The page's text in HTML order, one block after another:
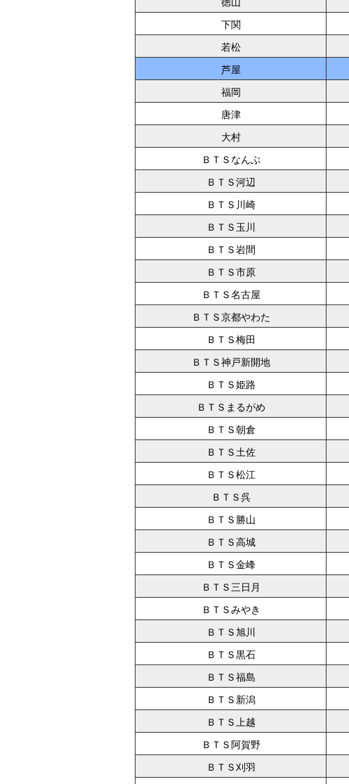
下関
若松
芦屋
福岡
唐津
大村
ＢＴＳなんぶ
ＢＴＳ河辺
ＢＴＳ川崎
ＢＴＳ玉川
ＢＴＳ岩間
ＢＴＳ市原
ＢＴＳ名古屋
ＢＴＳ京都やわた
ＢＴＳ梅田
ＢＴＳ神戸新開地
ＢＴＳ姫路
ＢＴＳまるがめ
ＢＴＳ朝倉
ＢＴＳ土佐
ＢＴＳ松江
ＢＴＳ呉
ＢＴＳ勝山
ＢＴＳ高城
ＢＴＳ金峰
ＢＴＳ三日月
ＢＴＳみやき
ＢＴＳ旭川
ＢＴＳ黒石
ＢＴＳ福島
ＢＴＳ新潟
ＢＴＳ上越
ＢＴＳ阿賀野
ＢＴＳ刈羽